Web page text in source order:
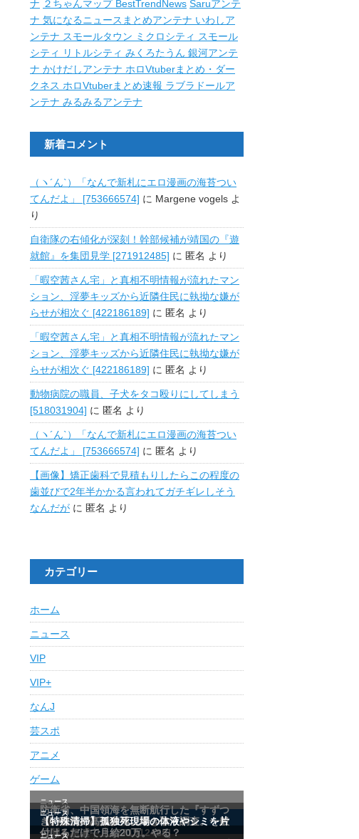
ナ ２ちゃんマップ BestTrendNews Saruアンテ
ナ 気になるニュースまとめアンテナ いわしア
ンテナ スモールタウン ミクロシティ スモール
シティ
リトルシティ みくろたうん 銀河アンテ
ナ かけだしアンテナ ホロVtuberまとめ・ダー
クネス ホロVtuberまとめ速報 ラブラドールア
ンテナ みるみるアンテナ
新着コメント
（ヽ´ん`）「なんで新札にエロ漫画の海苔つい
てんだよ」 [753666574] に Margene vogels よ
り
自衛隊の右傾化が深刻！幹部候補が靖国の『遊
就館』を集団見学 [271912485] に 匿名 より
「暇空茜さん宅」と真相不明情報が流れたマン
ション、淫夢キッズから近隣住民に執拗な嫌が
らせが相次ぐ [422186189] に 匿名 より
「暇空茜さん宅」と真相不明情報が流れたマン
ション、淫夢キッズから近隣住民に執拗な嫌が
らせが相次ぐ [422186189] に 匿名 より
動物病院の職員、子犬をタコ殴りにしてしまう
[518031904] に 匿名 より
（ヽ´ん`）「なんで新札にエロ漫画の海苔つい
てんだよ」 [753666574] に 匿名 より
【画像】矯正歯科で見積もりしたらこの程度の
歯並びで2年半かかる言われてガチギレしそう
なんだが に 匿名 より
カテゴリー
ホーム
ニュース
VIP
VIP+
なんJ
芸スポ
アニメ
ゲーム
最近の人気記事ランキング